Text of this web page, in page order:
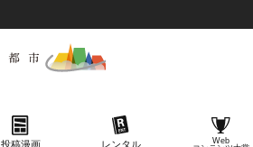
投稿漫画 レンタル
Web